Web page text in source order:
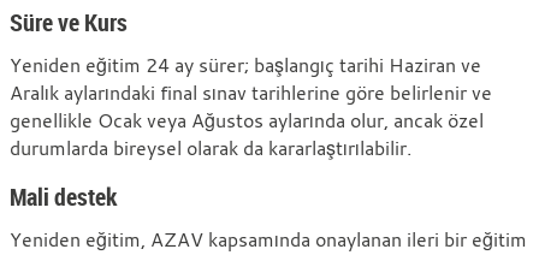
Süre ve Kurs
Yeniden eğitim 24 ay sürer; başlangıç tarihi Haziran ve
Aralık aylarındaki final sınav tarihlerine göre belirlenir ve
genellikle Ocak veya Ağustos aylarında olur, ancak özel
durumlarda bireysel olarak da kararlaştırılabilir.
Mali destek
Yeniden eğitim, AZAV kapsamında onaylanan ileri bir eğitim